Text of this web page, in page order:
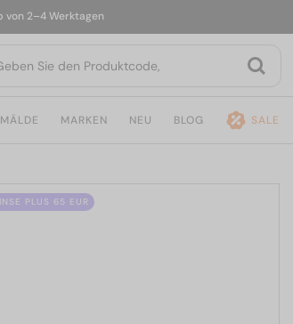
Werktagen
MARKEN NEU BLOG SALE
PLUS 65 EUR